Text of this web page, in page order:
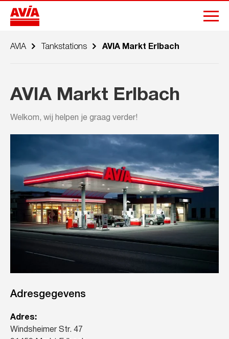
AVIA Tankstations AVIA Markt Erlbach
AVIA Markt Erlbach
Welkom, wij helpen je graag verder!
Adresgegevens
Adres:
Windsheimer Str. 47